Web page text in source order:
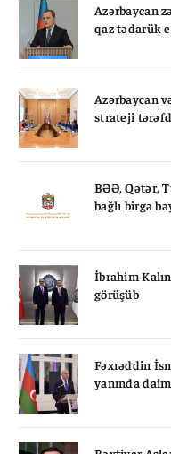
Azərbaycan
qaz tədarük
Azərbaycan
strateji
BƏƏ, Qətər,
bağlı birgə
İbrahim
görüşüb
Fəxrəddin
yanında